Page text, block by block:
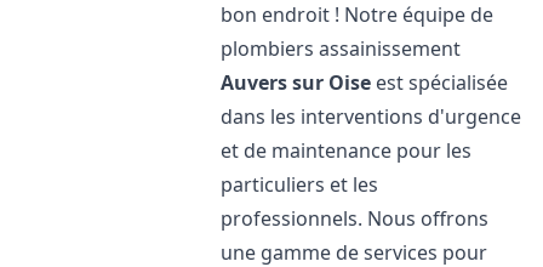
bon endroit ! Notre équipe de
plombiers assainissement
Auvers sur Oise est spécialisée
dans les interventions d'urgence
et de maintenance pour les
particuliers et les
professionnels. Nous offrons
une gamme de services pour